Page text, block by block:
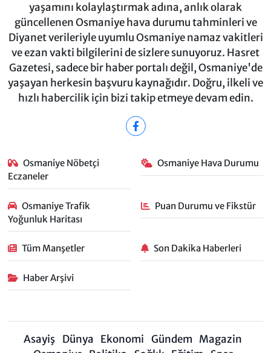
yaşamını kolaylaştırmak adına, anlık olarak
güncellenen Osmaniye hava durumu tahminleri ve
Diyanet verileriyle uyumlu Osmaniye namaz vakitleri
ve ezan vakti bilgilerini de sizlere sunuyoruz. Hasret
Gazetesi, sadece bir haber portalı değil, Osmaniye'de
yaşayan herkesin başvuru kaynağıdır. Doğru, ilkeli ve
hızlı habercilik için bizi takip etmeye devam edin.
Osmaniye Nöbetçi
Eczaneler
Osmaniye Hava Durumu
Osmaniye Trafik
Yoğunluk Haritası
Puan Durumu ve Fikstür
Tüm Manşetler Son Dakika Haberleri
Haber Arşivi
Asayiş Dünya Ekonomi Gündem Magazin